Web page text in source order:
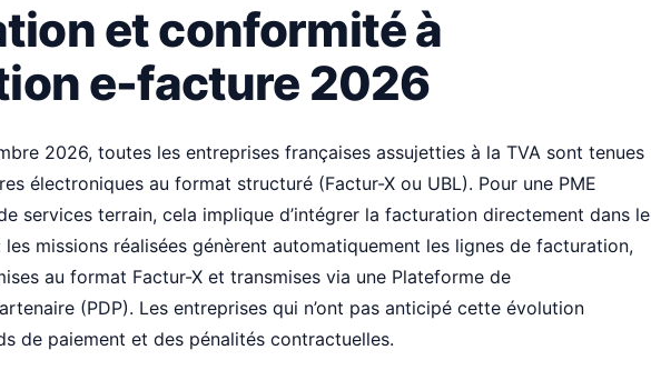
et conformité à
e-facture 2026
2026, toutes les entreprises françaises assujetties à la TVA sont tenues
électroniques au format structuré (Factur-X ou UBL). Pour une PME
services terrain, cela implique d’intégrer la facturation directement dans le
missions réalisées génèrent automatiquement les lignes de facturation,
au format Factur-X et transmises via une Plateforme de
(PDP). Les entreprises qui n’ont pas anticipé cette évolution
de paiement et des pénalités contractuelles.